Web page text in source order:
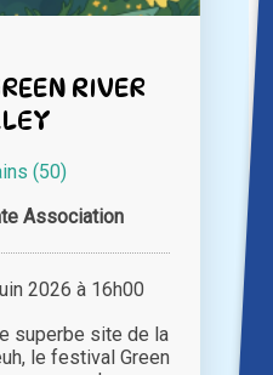
RIVER
(50)
Association
2026 à 16h00
superbe site de la
le festival Green